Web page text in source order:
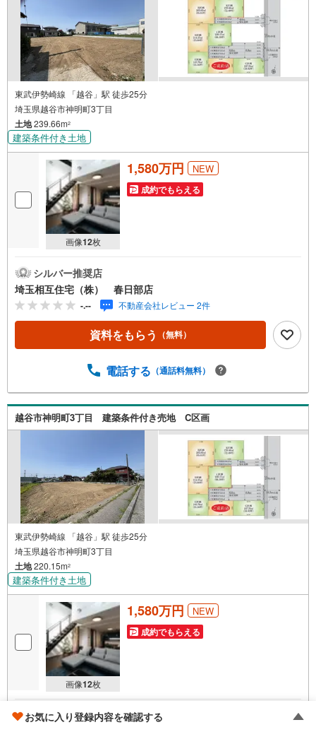
東武伊勢崎線 「越谷」駅 徒歩25分
埼玉県越谷市神明町3丁目
土地239.66m2
建築条件付き土地
画像12枚
1,580万円 NEW
成約でもらえる
シルバー推奨店
埼玉相互住宅（株） 春日部店
-.-- 不動産会社レビュー 2件
資料をもらう （無料）
電話する （通話料無料）
越谷市神明町3丁目 建築条件付き売地 C区画
東武伊勢崎線 「越谷」駅 徒歩25分
埼玉県越谷市神明町3丁目
土地220.15m2
建築条件付き土地
画像12枚
1,580万円 NEW
成約でもらえる
シルバー推奨店
お気に入り登録内容を確認する